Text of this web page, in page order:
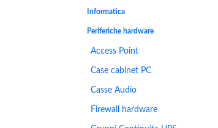
Informatica
Periferiche hardware
Access Point
Case cabinet PC
Casse Audio
Firewall hardware